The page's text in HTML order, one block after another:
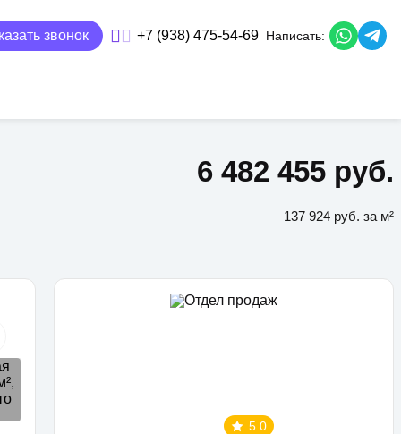
звонок +7 (938) 475-54-69 Написать:
6 482 455 руб.
137 924 руб. за м²
5.0